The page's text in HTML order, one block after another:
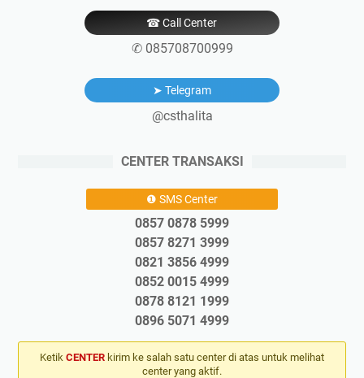
☎ Call Center
✆ 085708700999
➤ Telegram
@csthalita
CENTER TRANSAKSI
❶ SMS Center
0857 0878 5999
0857 8271 3999
0821 3856 4999
0852 0015 4999
0878 8121 1999
0896 5071 4999
Ketik CENTER kirim ke salah satu center di atas untuk melihat
center yang aktif.